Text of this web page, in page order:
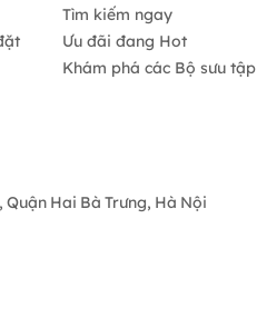
Tìm kiếm ngay
Ưu đãi đang Hot
Khám phá các Bộ sưu tập
Hai Bà Trưng, Hà Nội